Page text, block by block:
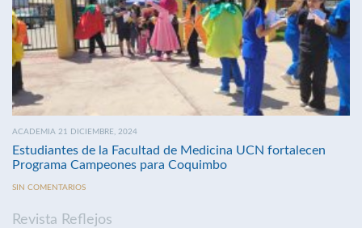
ACADEMIA 21 DICIEMBRE, 2024
Estudiantes de la Facultad de Medicina UCN fortalecen
Programa Campeones para Coquimbo
SIN COMENTARIOS
Revista Reflejos